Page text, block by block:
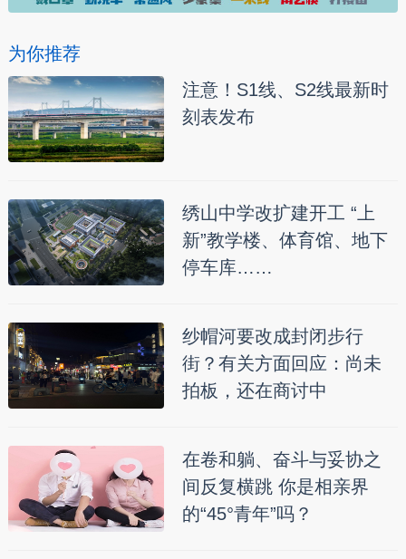
为你推荐
注意！S1线、S2线最新时
刻表发布
绣山中学改扩建开工 “上
新”教学楼、体育馆、地下
停车库……
纱帽河要改成封闭步行
街？有关方面回应：尚未
拍板，还在商讨中
在卷和躺、奋斗与妥协之
间反复横跳 你是相亲界
的“45°青年”吗？